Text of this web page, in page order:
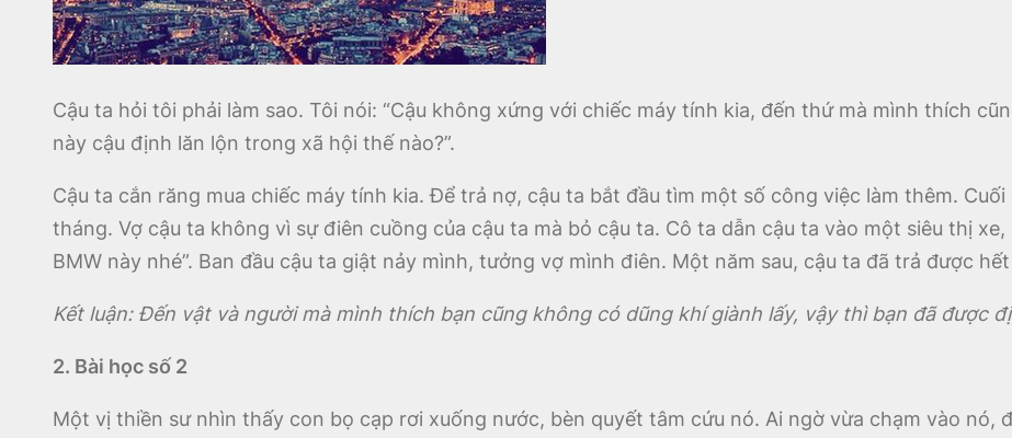
Cậu ta hỏi tôi phải làm sao. Tôi nói: “Cậu không xứng với chiếc máy tính kia, đến thứ mà mình thích
này cậu định lăn lộn trong xã hội thế nào?”.
Cậu ta cắn răng mua chiếc máy tính kia. Để trả nợ, cậu ta bắt đầu tìm một số công việc làm thêm.
tháng. Vợ cậu ta không vì sự điên cuồng của cậu ta mà bỏ cậu ta. Cô ta dẫn cậu ta vào một siêu thị
BMW này nhé”. Ban đầu cậu ta giật nảy mình, tưởng vợ mình điên. Một năm sau, cậu ta đã trả được
Kết luận: Đến vật và người mà mình thích bạn cũng không có dũng khí giành lấy, vậy thì bạn đã được
2. Bài học số 2
Một vị thiền sư nhìn thấy con bọ cạp rơi xuống nước, bèn quyết tâm cứu nó. Ai ngờ vừa chạm vào nó,